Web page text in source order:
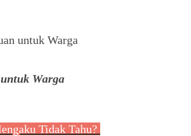
Warga
Tidak Tahu?